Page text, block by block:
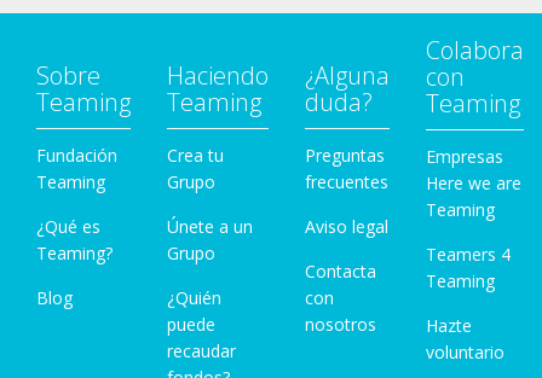
Sobre
Teaming
Fundación
Teaming
¿Qué es
Teaming?
Blog
Haciendo
Teaming
Crea tu
Grupo
Únete a un
Grupo
¿Quién
puede
recaudar
¿Alguna
duda?
Preguntas
frecuentes
Aviso legal
Contacta
con
nosotros
Colabora
con
Teaming
Empresas
Here we are
Teaming
Teamers 4
Teaming
Hazte
voluntario